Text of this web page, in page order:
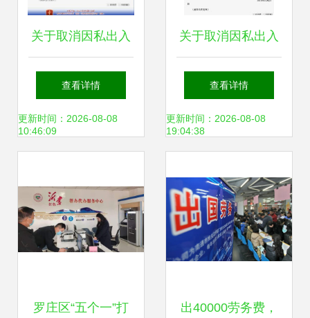
关于取消因私出入
境中介机构资格认
定审批相关事项的
查看详情
更新时间：2026-08-08
10:46:09
关于取消因私出入
境中介机构资格认
定审批相关事宜的
查看详情
更新时间：2026-08-08
19:04:38
罗庄区“五个一”打 出40000劳务费，